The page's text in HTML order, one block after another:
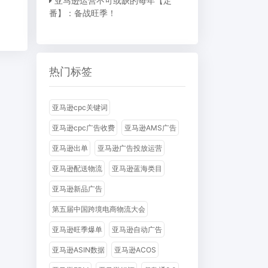
番】：备战旺季！
热门标签
亚马逊cpc关键词
亚马逊cpc广告收费 亚马逊AMS广告
亚马逊出单 亚马逊广告投放运营
亚马逊配送物流 亚马逊蓝海类目
亚马逊新品广告
第五届中国跨境电商物流大会
亚马逊旺季爆单 亚马逊自动广告
亚马逊ASIN数据 亚马逊ACOS